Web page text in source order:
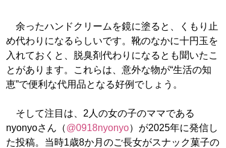
余ったハンドクリームを鏡に塗ると、くもり止
め代わりになるらしいです。靴のなかに十円玉を
入れておくと、脱臭剤代わりになるとも聞いたこ
とがあります。これらは、意外な物が“生活の知
恵”で便利な代用品となる好例でしょう。
そして注目は、2人の女の子のママである
nyonyoさん（@0918nyonyo）が2025年に発信し
た投稿。当時1歳8か月のご長女がスナック菓子の